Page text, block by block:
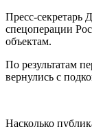
Пресс-секретарь
спецоперации
объектам.
По результатам
вернулись с
Насколько